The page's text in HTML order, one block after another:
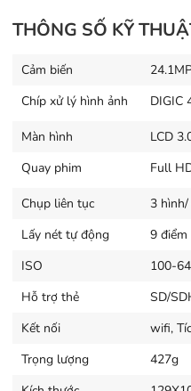
Cho dù họ chụp ảnh chân
bánh xe điều chỉnh chế độ
máy ảnh sẽ tự động cài
đó.
Cũng có 5 Creative
bao gồm hiệu ứng Toy
hiệu ứng Soft Focus.
EOS 1500D có khả năng
24p. Nó có tốc độ chụp
giây
THÔNG SỐ KỸ
Cảm biến
Chíp xử lý hình ảnh
DIGIC
Màn hình
LCD
Quay phim
Full
Chụp liên tục
3 hình/
Lấy nét tự động
9
ISO
100-
Hỗ trợ thẻ
SD/
Kết nối
wifi,
Trọng lượng
427g